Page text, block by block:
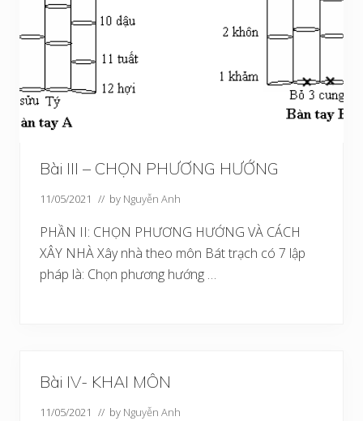
Bài III – CHỌN PHƯƠNG HƯỚNG
11/05/2021 // by Nguyễn Anh
PHẦN II: CHỌN PHƯƠNG HƯỚNG VÀ CÁCH
XÂY NHÀ Xây nhà theo môn Bát trạch có 7 lập
pháp là: Chọn phương hướng …
Bài IV- KHAI MÔN
11/05/2021 // by Nguyễn Anh